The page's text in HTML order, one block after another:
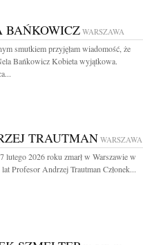
BAŃKOWICZWARSZAWA
smutkiem przyjęłam wiadomość, że
Bańkowicz Kobieta wyjątkowa.
TRAUTMANWARSZAWA
lutego 2026 roku zmarł w Warszawie w
Profesor Andrzej Trautman Członek...